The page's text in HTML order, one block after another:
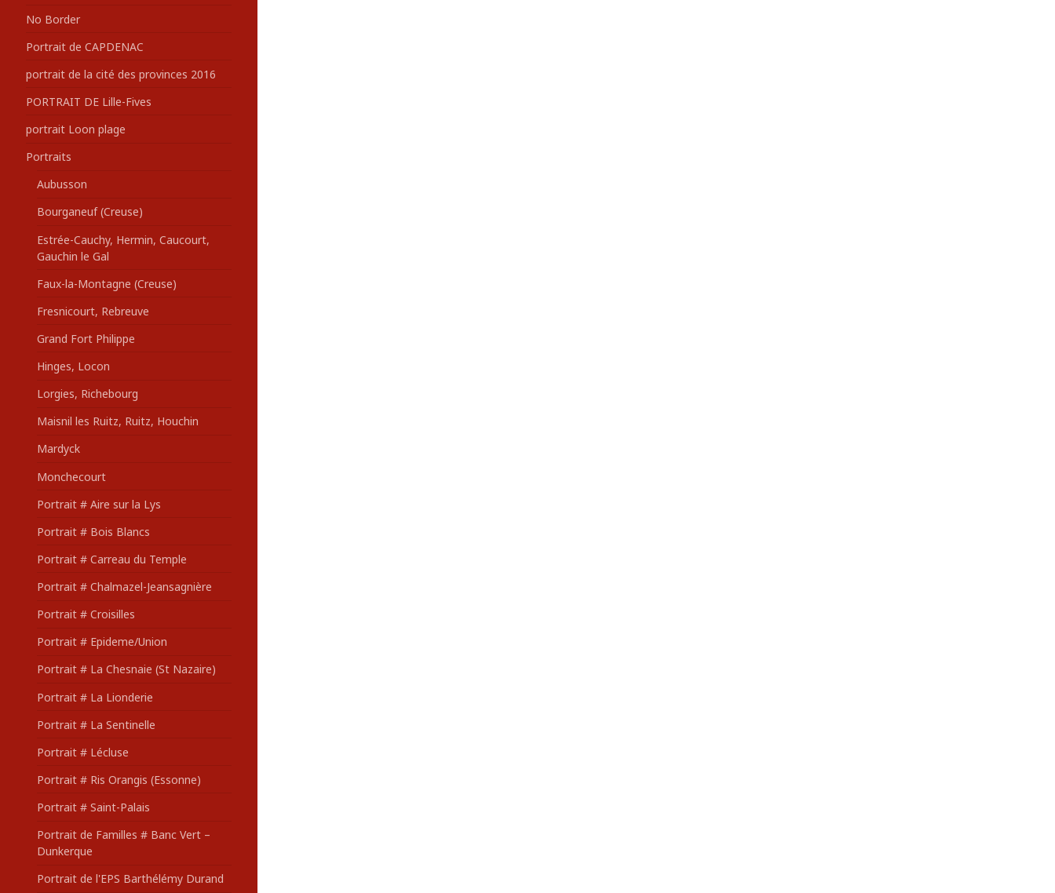
No Border
Portrait de CAPDENAC
portrait de la cité des provinces 2016
PORTRAIT DE Lille-Fives
portrait Loon plage
Portraits
Aubusson
Bourganeuf (Creuse)
Estrée-Cauchy, Hermin, Caucourt,
Gauchin le Gal
Faux-la-Montagne (Creuse)
Fresnicourt, Rebreuve
Grand Fort Philippe
Hinges, Locon
Lorgies, Richebourg
Maisnil les Ruitz, Ruitz, Houchin
Mardyck
Monchecourt
Portrait # Aire sur la Lys
Portrait # Bois Blancs
Portrait # Carreau du Temple
Portrait # Chalmazel-Jeansagnière
Portrait # Croisilles
Portrait # Epideme/Union
Portrait # La Chesnaie (St Nazaire)
Portrait # La Lionderie
Portrait # La Sentinelle
Portrait # Lécluse
Portrait # Ris Orangis (Essonne)
Portrait # Saint-Palais
Portrait de Familles # Banc Vert –
Dunkerque
Portrait de l'EPS Barthélémy Durand